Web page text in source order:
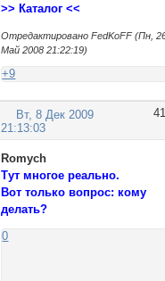
>> Каталог <<
Отредактировано FedKoFF (Пн,
Май 2008 21:22:19)
+9
41
Вт, 8 Дек 2009
21:13:03
Romych
Тут многое реально.
Вот только вопрос: кому
делать?
0